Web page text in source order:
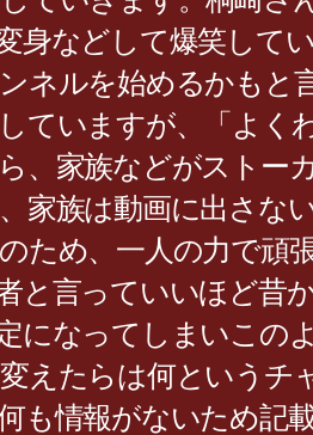
身などして爆笑して
ネルを始めるかもと
ていますが、「よく
、家族などがストー
家族は動画に出さ
ため、一人の力で頑
と言っていいほど昔
になってしまいこの
えたらは何という
も情報がないため記